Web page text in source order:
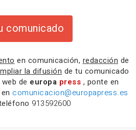
comunicado
en comunicación, redacción de
la difusión de tu comunicado
de europa press , ponte en
comunicacion@europapress.es
913592600